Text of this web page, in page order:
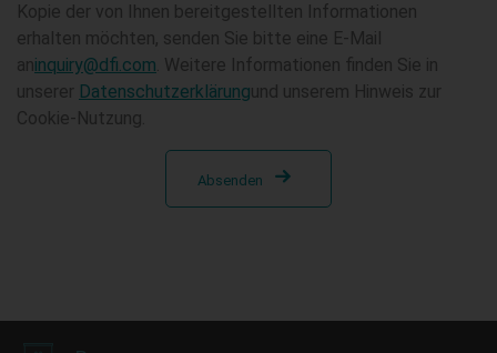
Kopie der von Ihnen bereitgestellten Informationen
erhalten möchten, senden Sie bitte eine E-Mail
aninquiry@dfi.com . Weitere Informationen finden Sie in
unserer Datenschutzerklärungund unserem Hinweis zur
Cookie-Nutzung.
Absenden